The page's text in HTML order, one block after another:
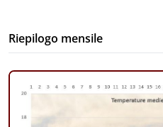
Riepilogo mensile